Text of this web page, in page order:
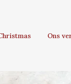
Ons